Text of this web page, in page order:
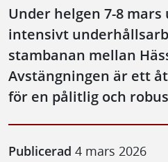
Under helgen 7-8
intensivt
stambanan mellan
Avstängningen är ett
för en pålitlig och
Publicerad 4 mars 2026